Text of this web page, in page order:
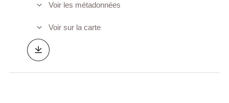
Voir les métadonnées
Voir sur la carte